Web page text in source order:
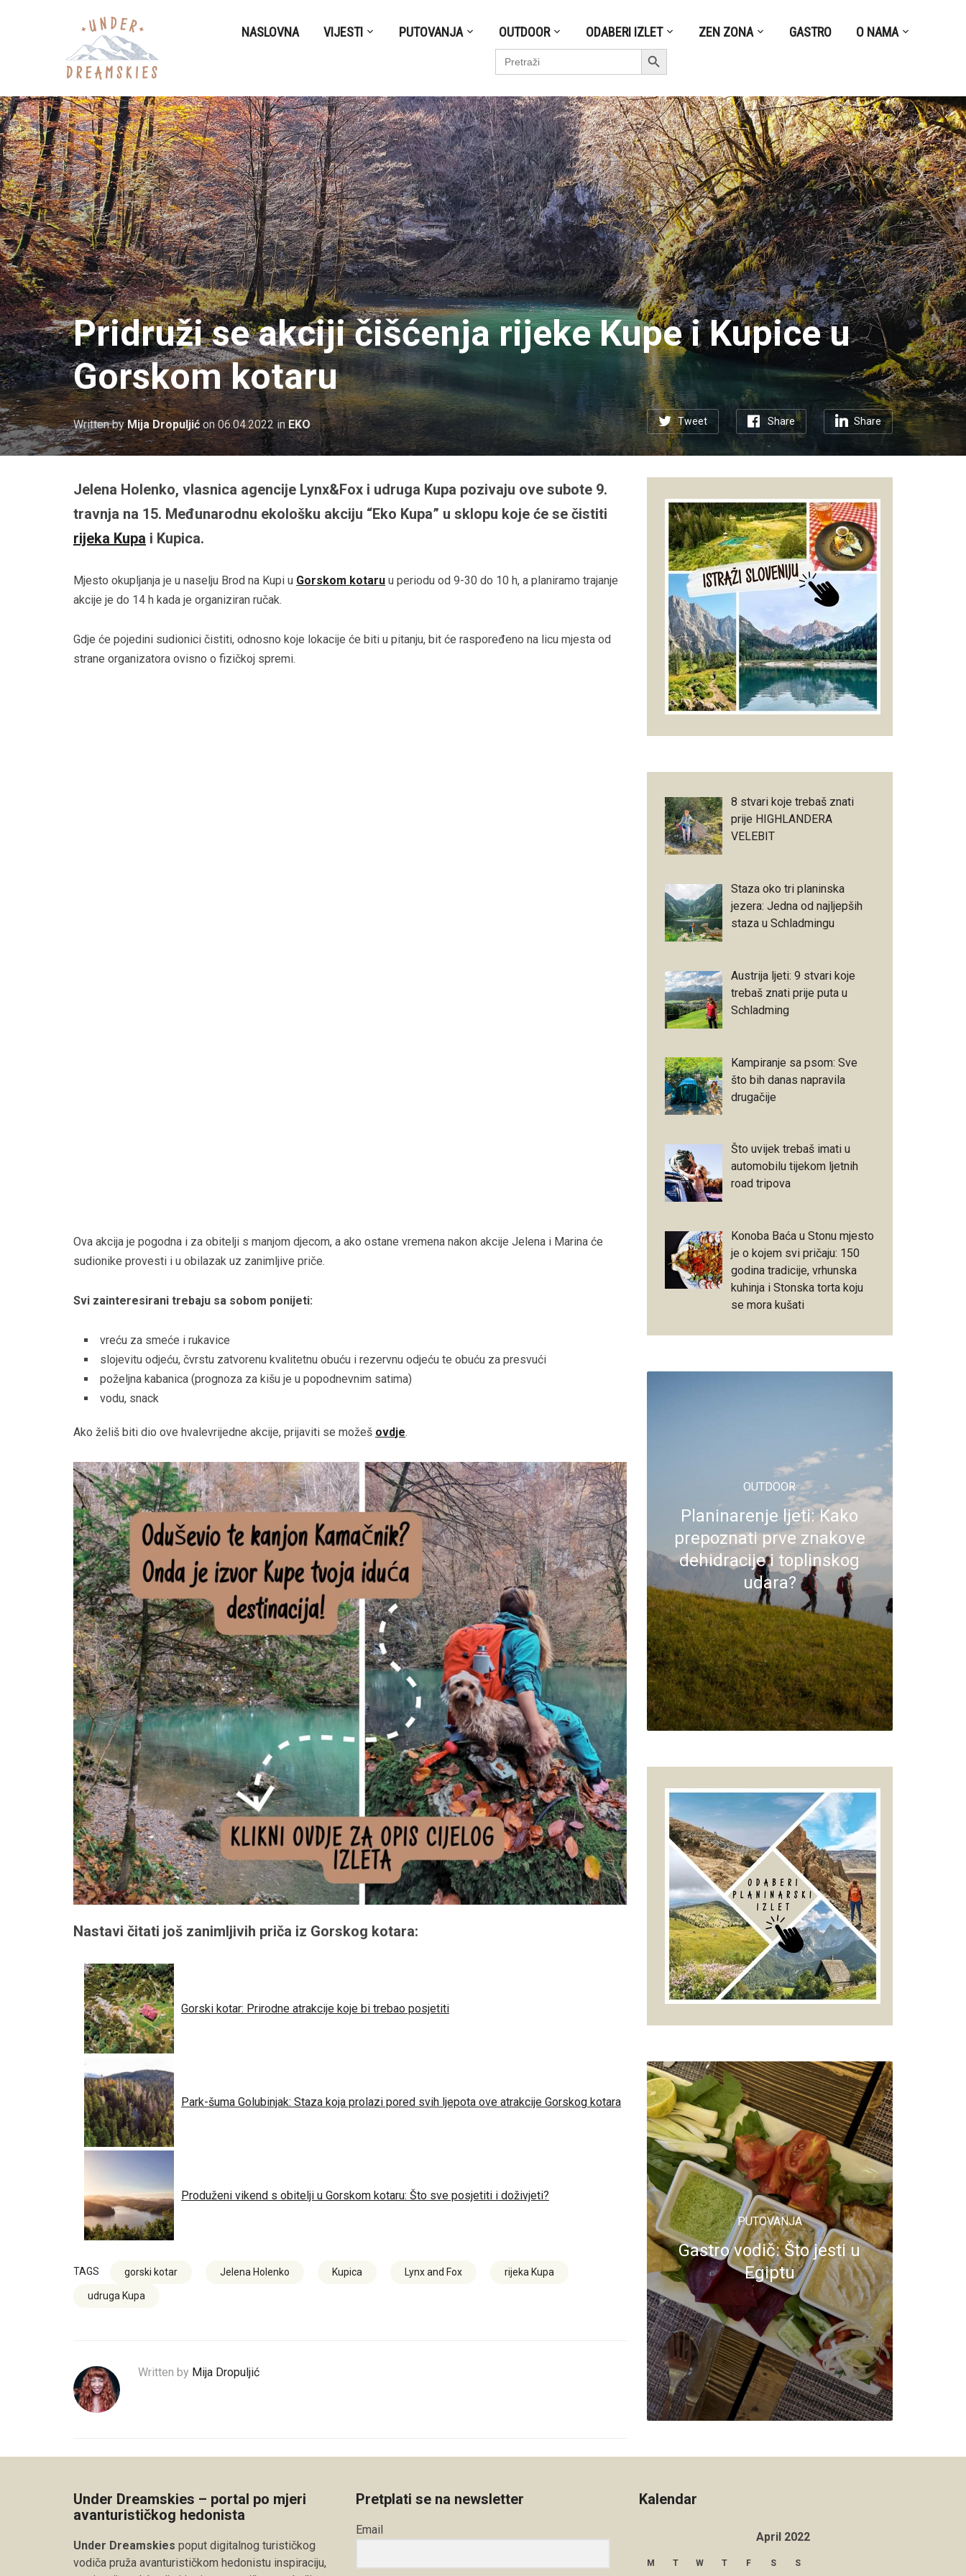
NASLOVNA VIJESTI PUTOVANJA OUTDOOR ODABERI IZLET ZEN ZONA GASTRO O NAMA
Search
for:
Search Button
Pridruži se akciji čišćenja rijeke Kupe i Kupice u
Gorskom kotaru
Tweet Share Share
Written by Mija Dropuljić on06.04.2022 inEKO
Jelena Holenko, vlasnica agencije Lynx&Fox i udruga Kupa pozivaju ove subote 9.
travnja na 15. Međunarodnu ekološku akciju “Eko Kupa” u sklopu koje će se čistiti
rijeka Kupa i Kupica.
Mjesto okupljanja je u naselju Brod na Kupi u Gorskom kotaru u periodu od 9-30 do 10 h, a planiramo trajanje
akcije je do 14 h kada je organiziran ručak.
Gdje će pojedini sudionici čistiti, odnosno koje lokacije će biti u pitanju, bit će raspoređeno na licu mjesta od
strane organizatora ovisno o fizičkoj spremi.
Ova akcija je pogodna i za obitelji s manjom djecom, a ako ostane vremena nakon akcije Jelena i Marina će
sudionike provesti i u obilazak uz zanimljive priče.
Svi zainteresirani trebaju sa sobom ponijeti:
vreću za smeće i rukavice
slojevitu odjeću, čvrstu zatvorenu kvalitetnu obuću i rezervnu odjeću te obuću za presvući
poželjna kabanica (prognoza za kišu je u popodnevnim satima)
vodu, snack
Ako želiš biti dio ove hvalevrijedne akcije, prijaviti se možeš ovdje.
Nastavi čitati još zanimljivih priča iz Gorskog kotara:
Gorski kotar: Prirodne atrakcije koje bi trebao posjetiti
Park-šuma Golubinjak: Staza koja prolazi pored svih ljepota ove atrakcije Gorskog kotara
Produženi vikend s obitelji u Gorskom kotaru: Što sve posjetiti i doživjeti?
TAGS gorski kotar Jelena Holenko Kupica Lynx and Fox rijeka Kupa
udruga Kupa
Written by Mija Dropuljić
8 stvari koje trebaš znati
prije HIGHLANDERA
VELEBIT
Staza oko tri planinska
jezera: Jedna od najljepših
staza u Schladmingu
Austrija ljeti: 9 stvari koje
trebaš znati prije puta u
Schladming
Kampiranje sa psom: Sve
što bih danas napravila
drugačije
Što uvijek trebaš imati u
automobilu tijekom ljetnih
road tripova
Konoba Baća u Stonu mjesto
je o kojem svi pričaju: 150
godina tradicije, vrhunska
kuhinja i Stonska torta koju
se mora kušati
OUTDOOR
Planinarenje ljeti: Kako
prepoznati prve znakove
dehidracije i toplinskog
udara?
PUTOVANJA
Gastro vodič: Što jesti u
Egiptu
Under Dreamskies – portal po mjeri
avanturističkog hedonista
Under Dreamskies poput digitalnog turističkog
vodiča pruža avanturističkom hedonistu inspiraciju,
Pretplati se na newsletter
Email
Kalendar
April 2022
M T W T F S S